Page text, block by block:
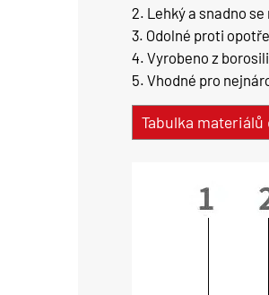
2. Lehký a snadno
3. Odolné proti
4. Vyrobeno z
5. Vhodné pro
Tabulka materiálů